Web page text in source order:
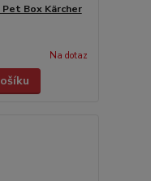
Box Kärcher
Na dotaz